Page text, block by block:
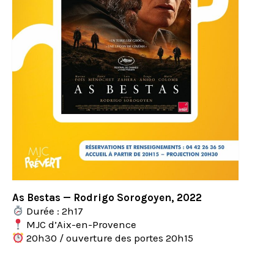
As Bestas — Rodrigo Sorogoyen, 2022
Durée : 2h17
MJC d’Aix-en-Provence
20h30 / ouverture des portes 20h15